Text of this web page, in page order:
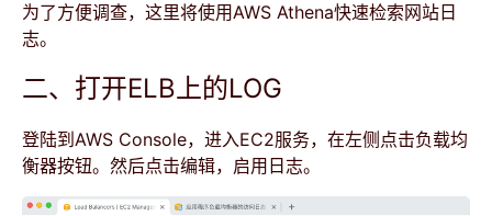
为了方便调查，这里将使用AWS Athena快速检索网站日
志。
二、打开ELB上的LOG
登陆到AWS Console，进入EC2服务，在左侧点击负载均
衡器按钮。然后点击编辑，启用日志。